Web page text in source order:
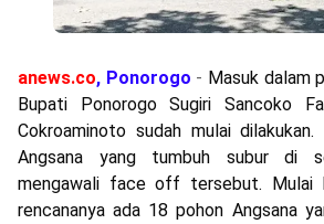
anews.co, Ponorogo - Masuk dalam
Bupati Ponorogo Sugiri Sancoko
Cokroaminoto sudah mulai dilakukan.
Angsana yang tumbuh subur di
mengawali face off tersebut. Mulai
rencananya ada 18 pohon Angsana